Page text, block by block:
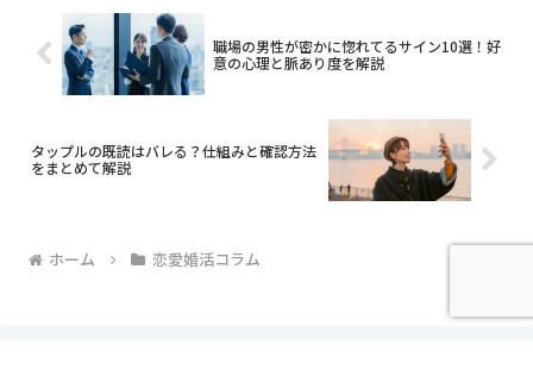
職場の男性が密かに惚れてるサイン10選！好
意の心理と脈あり度を解説
タップルの既読はバレる？仕組みと確認方法
をまとめて解説
ホーム 恋愛婚活コラム